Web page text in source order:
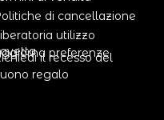
di cancellazione
utilizzo
preferenze
il recesso del
regalo